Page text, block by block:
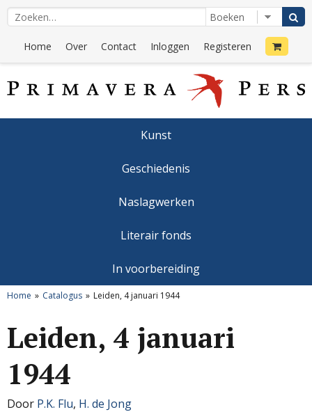
Home Over Contact Inloggen Registeren
Kunst
Geschiedenis
Naslagwerken
Literair fonds
In voorbereiding
Home Catalogus Leiden, 4 januari 1944
Leiden, 4 januari
1944
Door P.K. Flu, H. de Jong